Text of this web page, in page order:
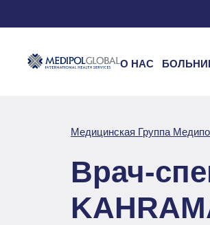
О НАС
Медицинская Группа
Врач-